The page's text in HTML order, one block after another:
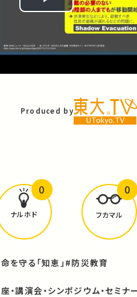
Play
Video
Produced by
びがありましたか？
ナルホド
0
フカマル
0
を守る「知恵」 #防災教育
・講演会・シンポジウム・セミナ